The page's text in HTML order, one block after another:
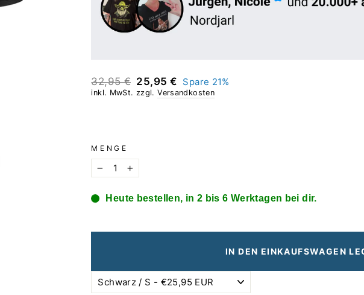
Normaler
Preis
32,95 € Sonderpreis
25,95 € Spare 21%
inkl. MwSt. zzgl.Versandkosten
MENGE
− +
Heute bestellen, in 2 bis 6 Werktagen bei dir.
IN DEN EINKAUFSWAGEN